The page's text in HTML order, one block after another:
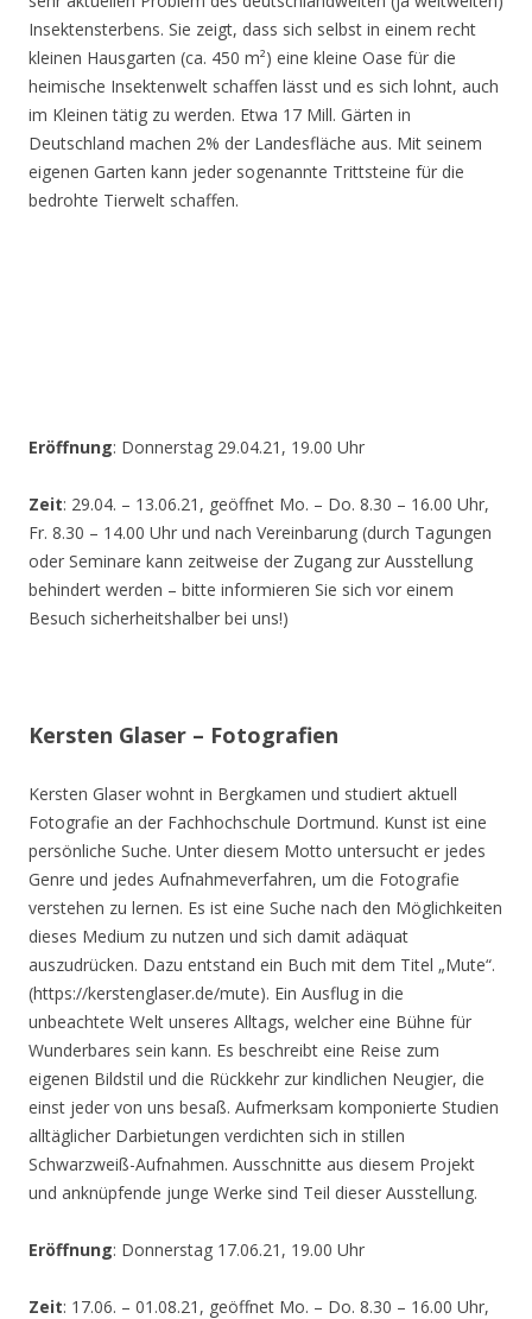
Insektensterbens. Sie zeigt, dass sich selbst in einem recht
kleinen Hausgarten (ca. 450 m²) eine kleine Oase für die
heimische Insektenwelt schaffen lässt und es sich lohnt, auch
im Kleinen tätig zu werden. Etwa 17 Mill. Gärten in
Deutschland machen 2% der Landesfläche aus. Mit seinem
eigenen Garten kann jeder sogenannte Trittsteine für die
bedrohte Tierwelt schaffen.
Eröffnung: Donnerstag 29.04.21, 19.00 Uhr
Zeit: 29.04. – 13.06.21, geöffnet Mo. – Do. 8.30 – 16.00 Uhr,
Fr. 8.30 – 14.00 Uhr und nach Vereinbarung (durch Tagungen
oder Seminare kann zeitweise der Zugang zur Ausstellung
behindert werden – bitte informieren Sie sich vor einem
Besuch sicherheitshalber bei uns!)
Kersten Glaser – Fotografien
Kersten Glaser wohnt in Bergkamen und studiert aktuell
Fotografie an der Fachhochschule Dortmund. Kunst ist eine
persönliche Suche. Unter diesem Motto untersucht er jedes
Genre und jedes Aufnahmeverfahren, um die Fotografie
verstehen zu lernen. Es ist eine Suche nach den Möglichkeiten
dieses Medium zu nutzen und sich damit adäquat
auszudrücken. Dazu entstand ein Buch mit dem Titel „Mute“.
(https://kerstenglaser.de/mute). Ein Ausflug in die
unbeachtete Welt unseres Alltags, welcher eine Bühne für
Wunderbares sein kann. Es beschreibt eine Reise zum
eigenen Bildstil und die Rückkehr zur kindlichen Neugier, die
einst jeder von uns besaß. Aufmerksam komponierte Studien
alltäglicher Darbietungen verdichten sich in stillen
Schwarzweiß-Aufnahmen. Ausschnitte aus diesem Projekt
und anknüpfende junge Werke sind Teil dieser Ausstellung.
Eröffnung: Donnerstag 17.06.21, 19.00 Uhr
Zeit: 17.06. – 01.08.21, geöffnet Mo. – Do. 8.30 – 16.00 Uhr,